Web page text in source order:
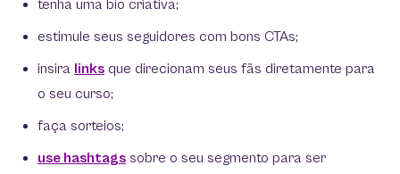
tenha uma bio criativa;
estimule seus seguidores com bons CTAs;
insira links que direcionam seus fãs diretamente para
o seu curso;
faça sorteios;
use hashtags sobre o seu segmento para ser